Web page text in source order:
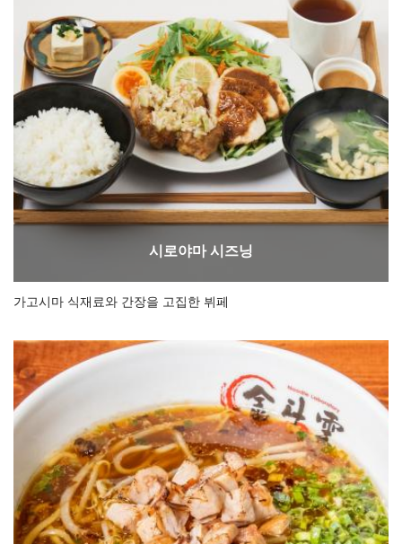
시로야마 시즈닝
가고시마 식재료와 간장을 고집한 뷔페